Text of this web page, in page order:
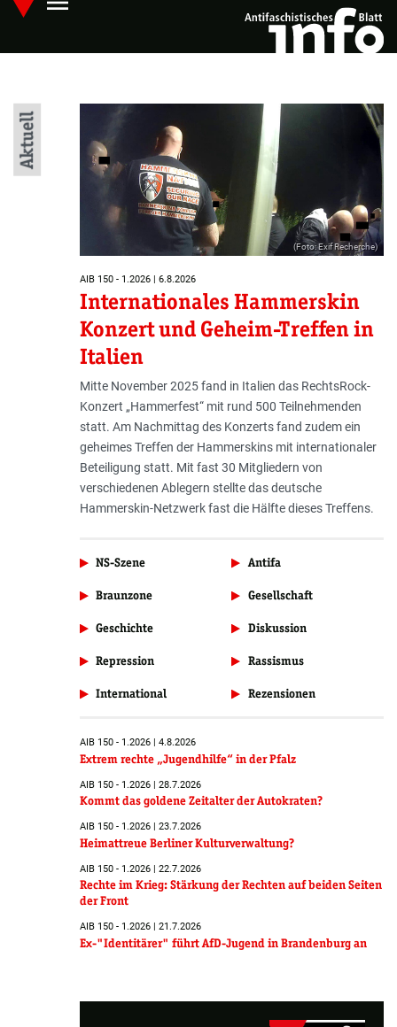
Skip
main
Hauptmenü öffnen
Aktuell
(Foto: Exif Recherche)
AIB 150 - 1.2026 | 6.8.2026
Internationales Hammerskin
Konzert und Geheim-Treffen in
Italien
Mitte November 2025 fand in Italien das RechtsRock-
Konzert „Hammerfest“ mit rund 500 Teilnehmenden
statt. Am Nachmittag des Konzerts fand zudem ein
geheimes Treffen der Hammerskins mit internationaler
Beteiligung statt. Mit fast 30 Mitgliedern von
verschiedenen Ablegern stellte das deutsche
Hammerskin-Netzwerk fast die Hälfte dieses Treffens.
NS-Szene Antifa
Braunzone Gesellschaft
Geschichte Diskussion
Repression Rassismus
International Rezensionen
AIB 150 - 1.2026 | 4.8.2026
Extrem rechte „Jugendhilfe“ in der Pfalz
AIB 150 - 1.2026 | 28.7.2026
Kommt das goldene Zeitalter der Autokraten?
AIB 150 - 1.2026 | 23.7.2026
Heimattreue Berliner Kulturverwaltung?
AIB 150 - 1.2026 | 22.7.2026
Rechte im Krieg: Stärkung der Rechten auf beiden Seiten
der Front
AIB 150 - 1.2026 | 21.7.2026
Ex-"Identitärer" führt AfD-Jugend in Brandenburg an